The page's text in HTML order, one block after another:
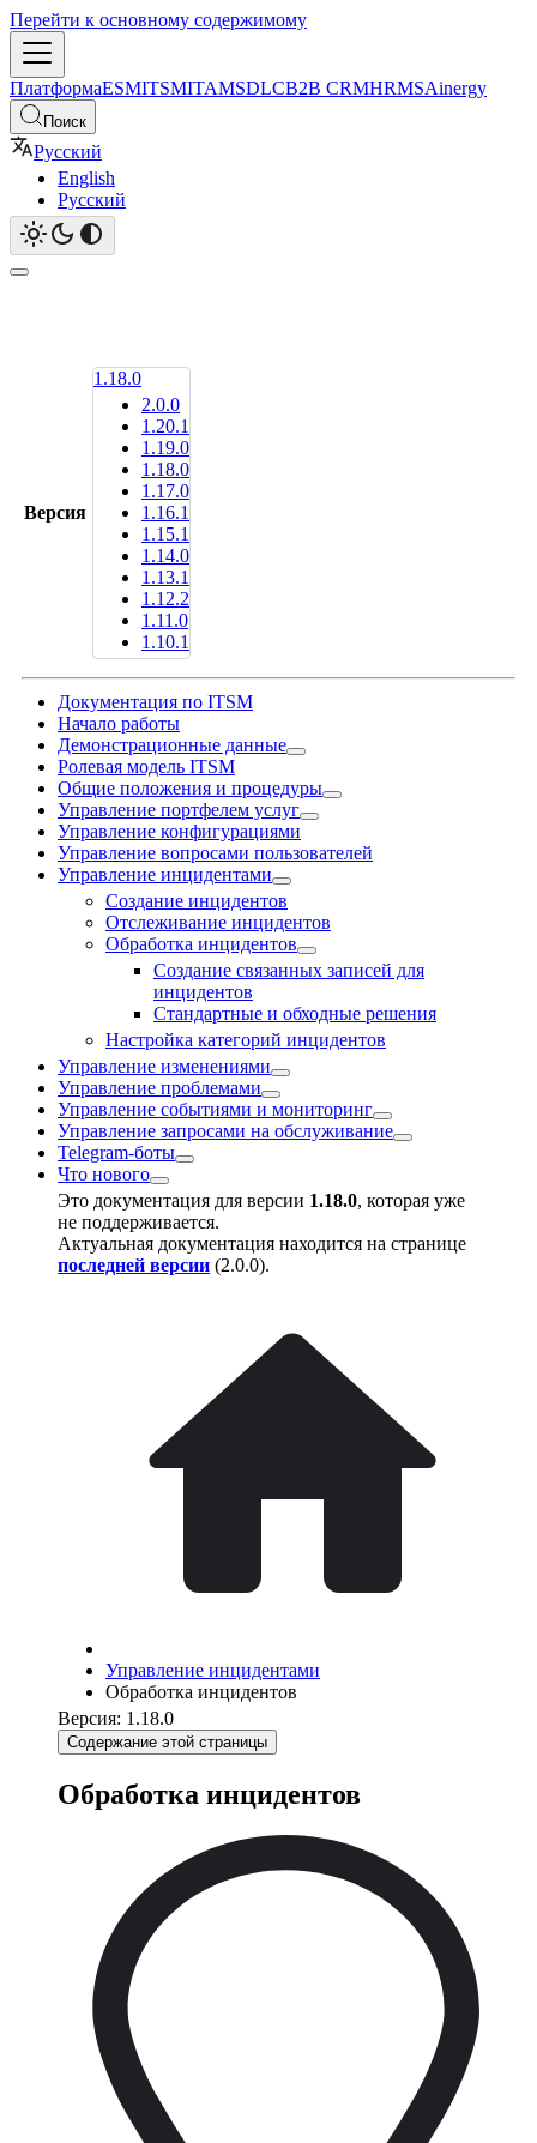
Перейти к основному содержимому
ПлатформаESMITSMITAMSDLCB2B CRMHRMSAinergy
Поиск
Русский
English
Русский
Версия
1.18.0
2.0.0
1.20.1
1.19.0
1.18.0
1.17.0
1.16.1
1.15.1
1.14.0
1.13.1
1.12.2
1.11.0
1.10.1
Документация по ITSM
Начало работы
Демонстрационные данные
Ролевая модель ITSM
Общие положения и процедуры
Управление портфелем услуг
Управление конфигурациями
Управление вопросами пользователей
Управление инцидентами
Создание инцидентов
Отслеживание инцидентов
Обработка инцидентов
Создание связанных записей для
инцидентов
Стандартные и обходные решения
Настройка категорий инцидентов
Управление изменениями
Управление проблемами
Управление событиями и мониторинг
Управление запросами на обслуживание
Telegram-боты
Что нового
Это документация для версии 1.18.0, которая уже
не поддерживается.
Актуальная документация находится на странице
последней версии (2.0.0).
Управление инцидентами
Обработка инцидентов
Версия: 1.18.0
Содержание этой страницы
Обработка инцидентов